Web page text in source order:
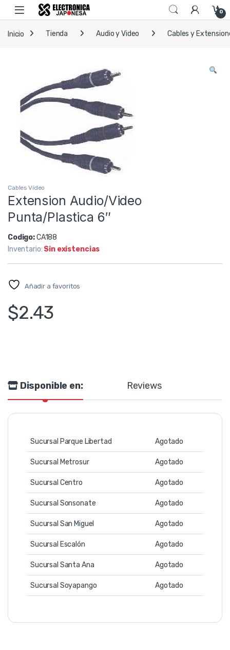
Skip to navigation
Skip to content
Open 0
Inicio Tienda Audio y Video Cables y
Cables Vídeo
Extension Audio/Video
Punta/Plastica 6″
Codigo:CA188
Inventario: Sin existencias
Añadir a favoritos
$2.43
Disponible en: Reviews
Sucursal Parque Libertad Agotado
Sucursal Metrosur Agotado
Sucursal Centro Agotado
Sucursal Sonsonate Agotado
Sucursal San Miguel Agotado
Sucursal Escalón Agotado
Sucursal Santa Ana Agotado
Sucursal Soyapango Agotado